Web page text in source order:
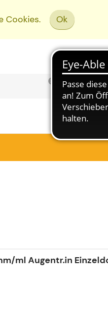
Cookies. Ok
ml Augentr.in